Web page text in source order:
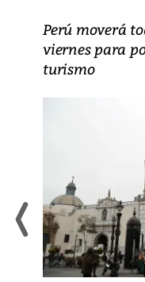
Perú moverá
viernes para
turismo